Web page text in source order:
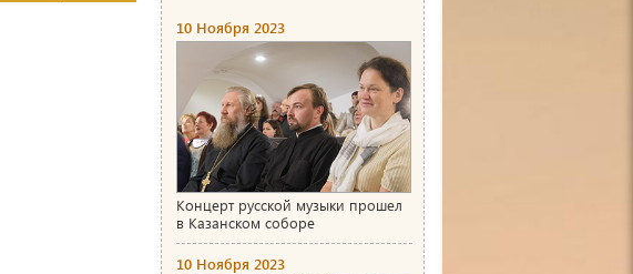
10 Ноября 2023
Концерт русской музыки прошел
в Казанском соборе
10 Ноября 2023